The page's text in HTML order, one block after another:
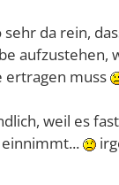
da rein,
aufzustehen,
ertragen muss
weil es
einnimmt...